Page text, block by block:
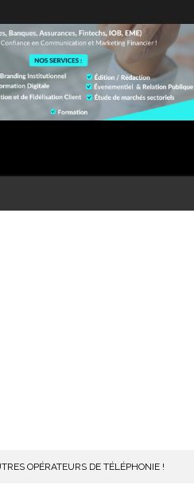
OPÉRATEURS DE TÉLÉPHONIE !